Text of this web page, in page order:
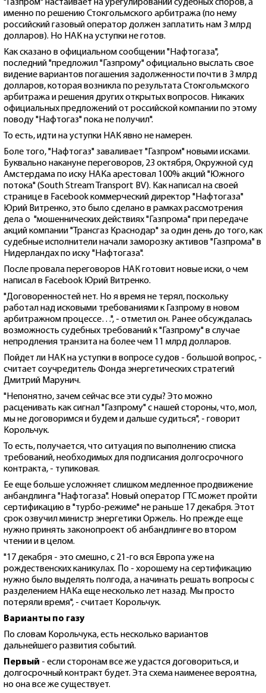
"Газпром" настаивает на урегулировании судебных споров, а
именно по решению Стокгольмского арбитража (по нему
российский газовый оператор должен заплатить нам 3 млрд
долларов). Но НАК на уступки не готов.
Как сказано в официальном сообщении "Нафтогаза",
последний "предложил "Газпрому" официально выслать свое
видение вариантов погашения задолженности почти в 3 млрд
долларов, которая возникла по результата Стокгольмского
арбитража и решения других открытых вопросов. Никаких
официальных предложений от российской компании по этому
поводу "Нафтогаз" пока не получил".
То есть, идти на уступки НАК явно не намерен.
Боле того, "Нафтогаз" заваливает "Газпром" новыми исками.
Буквально накануне переговоров, 23 октября, Окружной суд
Амстердама по иску НАКа арестовал 100% акций "Южного
потока" (South Stream Transport BV). Как написал на своей
странице в Facebook коммерческий директор "Нафтогаза"
Юрий Витренко, это было сделано в рамках рассмотрения
дела о "мошеннических действиях "Газпрома" при передаче
акций компании "Трансгаз Краснодар" за один день до того, как
судебные исполнители начали заморозку активов "Газпрома" в
Нидерландах по иску "Нафтогаза".
После провала переговоров НАК готовит новые иски, о чем
написал в Facebook Юрий Витренко.
"Договоренностей нет. Но я время не терял, поскольку
работал над исковыми требованиями к Газпрому в новом
арбитражном процессе…", - отметил он. Ранее обсуждалась
возможность судебных требований к "Газпрому" в случае
непродления транзита на более чем 11 млрд долларов.
Пойдет ли НАК на уступки в вопросе судов - большой вопрос, -
считает соучредитель Фонда энергетических стратегий
Дмитрий Марунич.
"Непонятно, зачем сейчас все эти суды? Это можно
расценивать как сигнал "Газпрому" с нашей стороны, что, мол,
мы не договоримся и будем и дальше судиться", - говорит
Корольчук.
То есть, получается, что ситуация по выполнению списка
требований, необходимых для подписания долгосрочного
контракта, - тупиковая.
Ее еще больше усложняет слишком медленное продвижение
анбандлинга "Нафтогаза". Новый оператор ГТС может пройти
сертификацию в "турбо-режиме" не раньше 17 декабря. Этот
срок озвучил министр энергетики Оржель. Но прежде еще
нужно принять законопроект об анбандлинге во втором
чтении и в целом.
"17 декабря - это смешно, с 21-го вся Европа уже на
рождественских каникулах. По - хорошему на сертификацию
нужно было выделять полгода, а начинать решать вопросы с
разделением НАКа еще несколько лет назад. Мы просто
потеряли время", - считает Корольчук.
Варианты по газу
По словам Корольчука, есть несколько вариантов
дальнейшего развития событий.
Первый - если сторонам все же удастся договориться, и
долгосрочный контракт будет. Эта схема наименее вероятна,
но она все же существует.